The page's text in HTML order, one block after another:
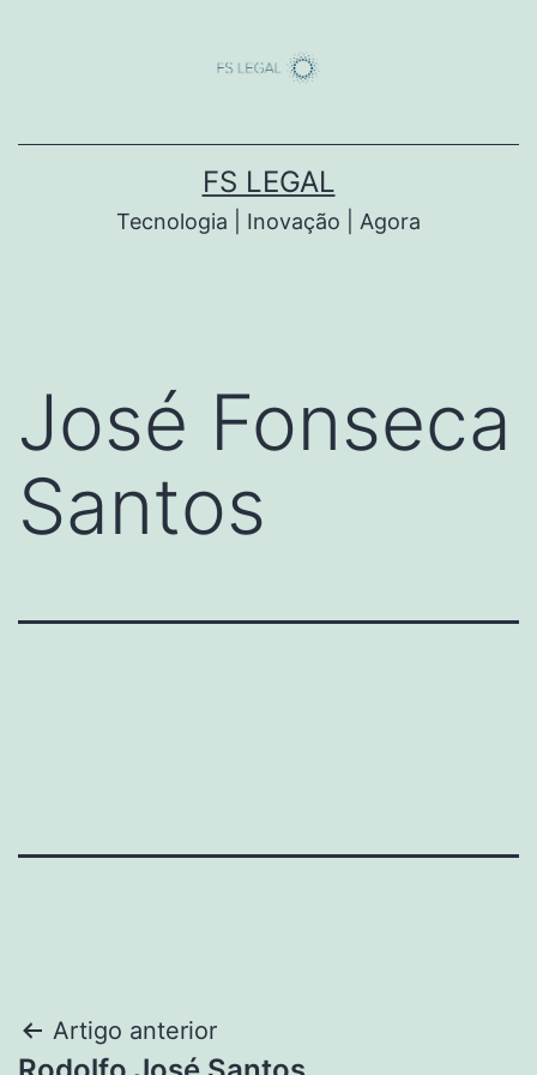
conteúdo
FS LEGAL
Tecnologia | Inovação | Agora
José Fonseca
Santos
Navegação
Artigo anterior